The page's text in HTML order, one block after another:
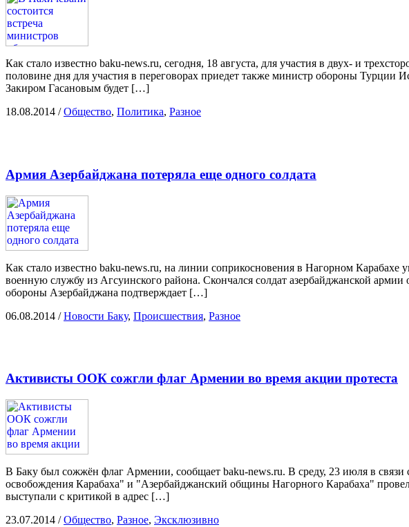
Как стало известно baku-news.ru, сегодня, 18 августа, для участия в двух- и
половине дня для участия в переговорах приедет также министр обороны
Закиром Гасановым будет […]
18.08.2014 /Общество, Политика, Разное
Армия Азербайджана потеряла еще одного солдата
Как стало известно baku-news.ru, на линии соприкосновения в Нагорном
военную службу из Агсуинского района. Скончался солдат азербайджанской
обороны Азербайджана подтверждает […]
06.08.2014 /Новости Баку, Происшествия, Разное
Активисты ООК сожгли флаг Армении во время акции протеста
В Баку был сожжён флаг Армении, сообщает baku-news.ru. В среду, 23 июля в
освобождения Карабаха" и "Азербайджанский общины Нагорного Карабаха"
выступали с критикой в адрес […]
23.07.2014 /Общество, Разное, Эксклюзивно